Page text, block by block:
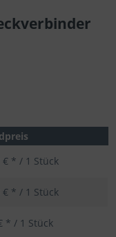
€ * / 1 Stück
€ * / 1 Stück
* / 1 Stück